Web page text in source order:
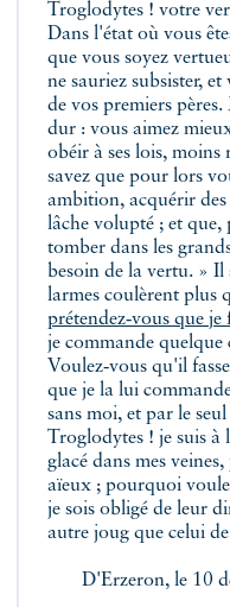
Troglodytes ! votre
Dans l'état où vous
que vous soyez
ne sauriez subsister,
de vos premiers pères.
dur : vous aimez
obéir à ses lois,
savez que pour lors
ambition, acquérir des
lâche volupté ; et que,
tomber dans les
besoin de la vertu. » Il
larmes coulèrent plus
prétendez‑vous que je
je commande quelque
Voulez‑vous qu'il
que je la lui
sans moi, et par le
Troglodytes ! je suis à
glacé dans mes
aïeux ; pourquoi
je sois obligé de leur
autre joug que celui
D'Erzeron, le 10